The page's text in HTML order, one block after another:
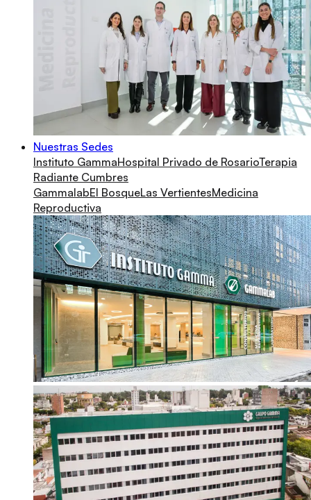
Nuestras Sedes
Instituto GammaHospital Privado de RosarioTerapia
Radiante Cumbres
GammalabEl BosqueLas VertientesMedicina
Reproductiva